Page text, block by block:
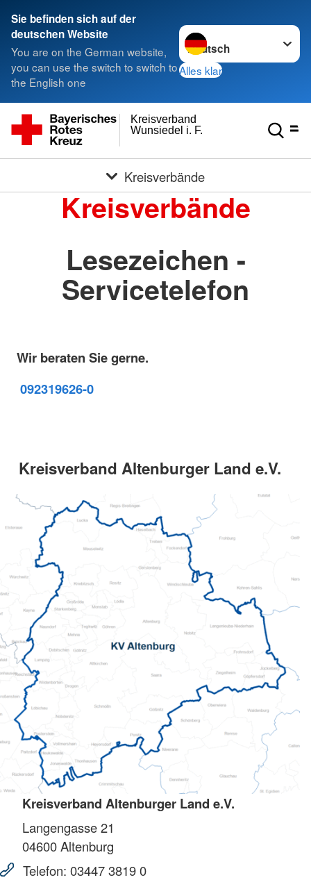
Sie befinden sich auf der
deutschen Website
You are on the German website,
you can use the switch to switch to
the English one
Sprache wechseln zu
Alles klar
Wunsiedel i. F.
Kreisverband
Kreisverbände
Kreisverbände
Lesezeichen -
Servicetelefon
Wir beraten Sie gerne.
092319626-0
Kreisverband Altenburger Land e.V.
Kreisverband Altenburger Land e.V.
Langengasse 21
04600Altenburg
Telefon: 03447 3819 0